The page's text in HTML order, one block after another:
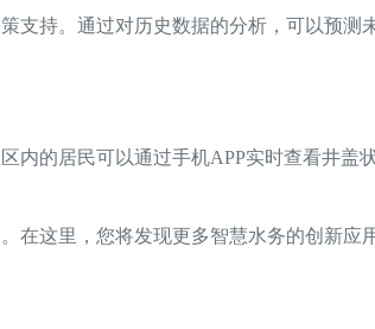
持。通过对历史数据的分析，可以预测
内的居民可以通过手机APP实时查看井
。在这里，您将发现更多智慧水务的创新应